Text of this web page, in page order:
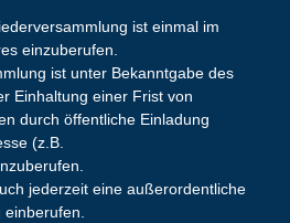
ist einmal im
einzuberufen.
ist unter Bekanntgabe des
Einhaltung einer Frist von
durch öffentliche Einladung
(z.B.
jederzeit eine außerordentliche
einberufen.